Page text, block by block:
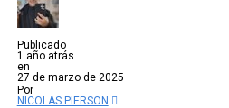
principio, en el abastecimiento
alimentos, combustible e
producción, pero lo que es más
argentino/a no pueda llegar a
decisión o conflicto ajeno a su
“El peronismo es industria.
Publicado
1 año atrás
en
27 de marzo de 2025
Por
NICOLAS PIERSON